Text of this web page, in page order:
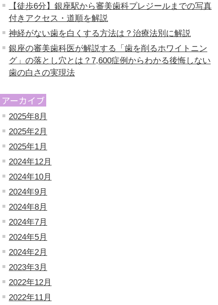
【徒歩6分】銀座駅から審美歯科プレジールまでの写真
付きアクセス・道順を解説
神経がない歯を白くする方法は？治療法別に解説
銀座の審美歯科医が解説する「歯を削るホワイトニン
グ」の落とし穴とは？7,600症例からわかる後悔しない
歯の白さの実現法
アーカイブ
2025年8月
2025年2月
2025年1月
2024年12月
2024年10月
2024年9月
2024年8月
2024年7月
2024年5月
2024年2月
2023年3月
2022年12月
2022年11月